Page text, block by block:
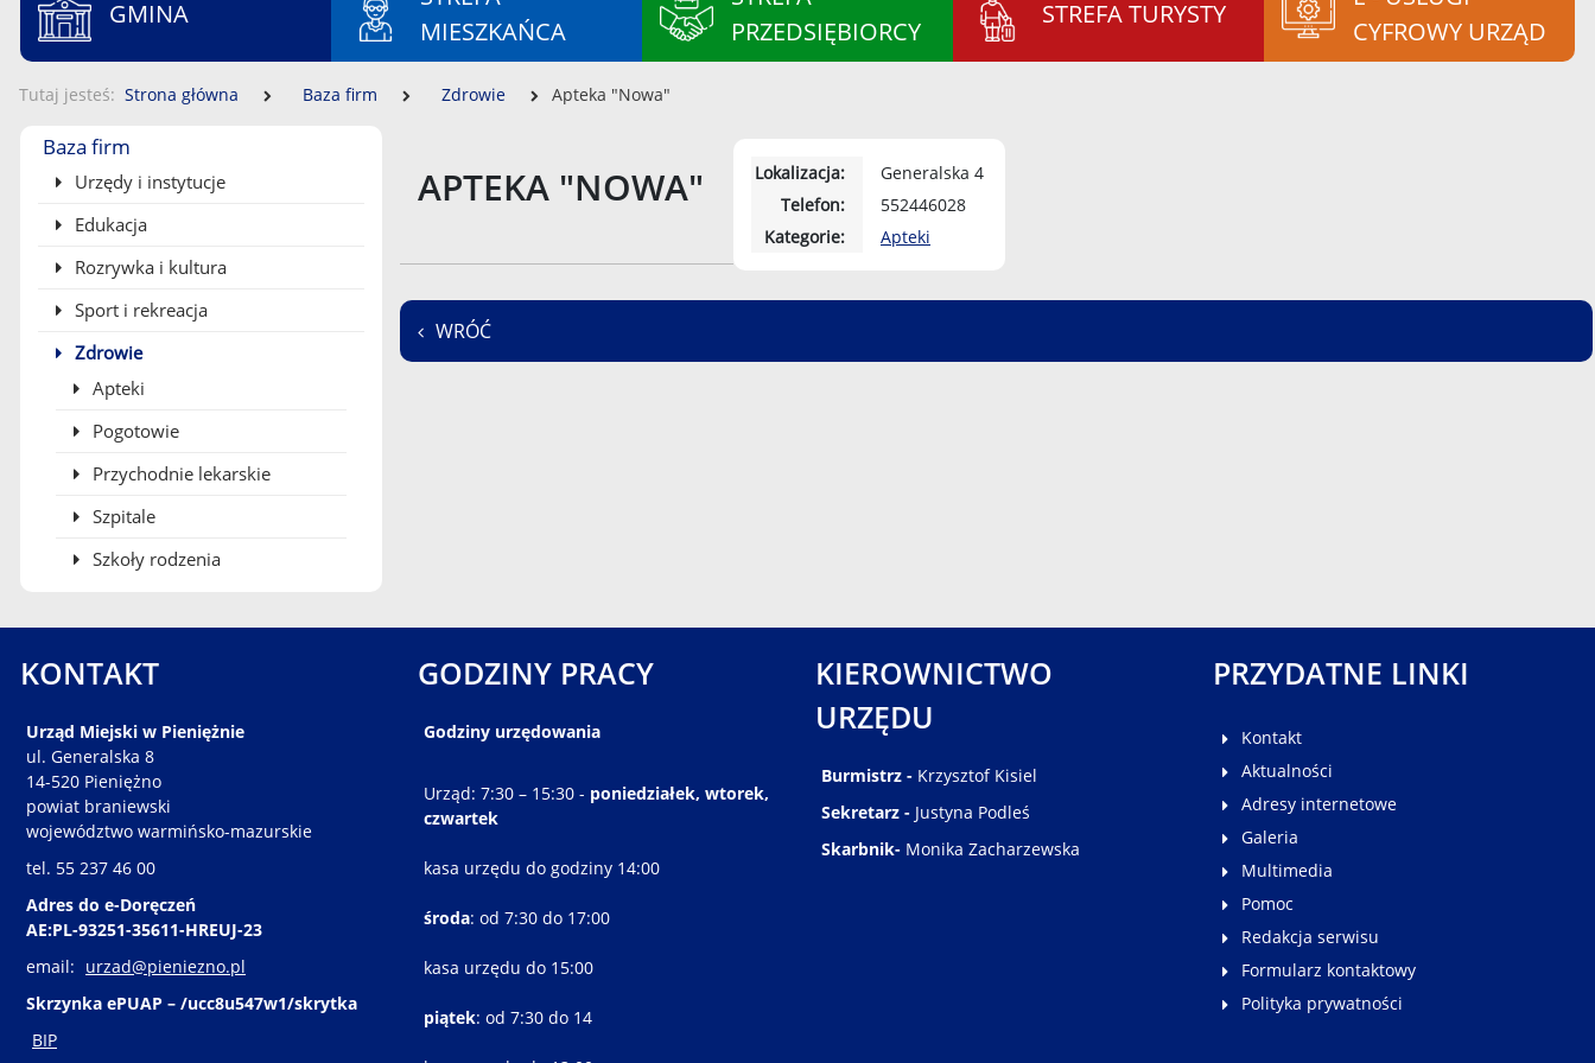
GMINA
MIESZKAŃCA
PRZEDSIĘBIORCY
STREFA TURYSTY
CYFROWY URZĄD
Tutaj jesteś Strona główna Baza firm Zdrowie Apteka "Nowa"
Menu boczne
Baza firm
Urzędy i instytucje
Edukacja
Rozrywka i kultura
Sport i rekreacja
Zdrowie
Apteki
Pogotowie
Przychodnie lekarskie
Szpitale
Szkoły rodzenia
APTEKA "NOWA" Lokalizacja:
Generalska 4
Telefon:
552446028
Kategorie:
Apteki
WRÓĆ
KONTAKT
Urząd Miejski w Pieniężnie
ul. Generalska 8
14-520 Pieniężno
powiat braniewski
województwo warmińsko-mazurskie
tel. 55 237 46 00
Adres do e-Doręczeń
AE:PL-93251-35611-HREUJ-23
email: urzad@pieniezno.pl
Skrzynka ePUAP – /ucc8u547w1/skrytka
BIP
GODZINY PRACY
Godziny urzędowania
Urząd: 7:30 – 15:30 - poniedziałek, wtorek,
czwartek
kasa urzędu do godziny 14:00
środa: od 7:30 do 17:00
kasa urzędu do 15:00
piątek: od 7:30 do 14
KIEROWNICTWO
URZĘDU
Burmistrz - Krzysztof Kisiel
Sekretarz - Justyna Podleś
Skarbnik- Monika Zacharzewska
PRZYDATNE LINKI
Kontakt
Aktualności
Adresy internetowe
Galeria
Multimedia
Pomoc
Redakcja serwisu
Formularz kontaktowy
Polityka prywatności